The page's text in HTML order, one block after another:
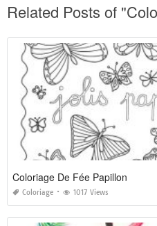
Related Posts of
Coloriage De Fée Papillon
Coloriage 1017 Views